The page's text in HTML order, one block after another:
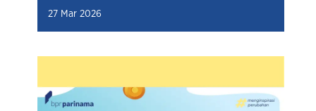
27 Mar 2026